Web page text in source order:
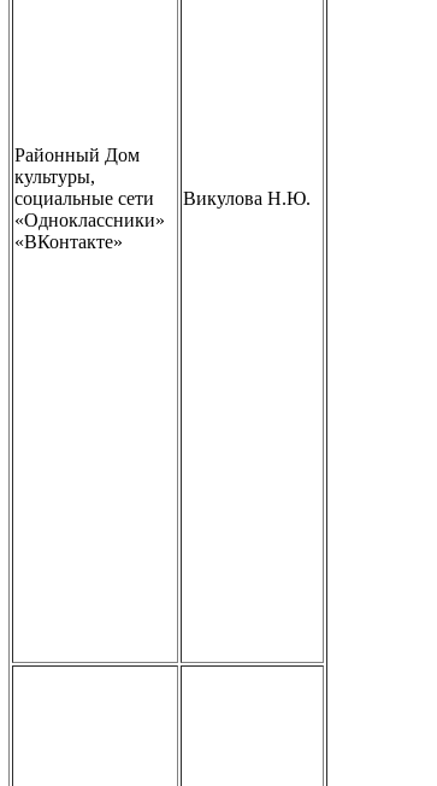
Районный Дом
культуры,
социальные сети
«Одноклассники»
«ВКонтакте»
Викулова Н.Ю.